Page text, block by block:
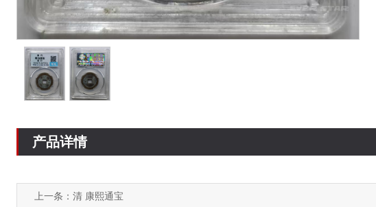
产品详情
上一条： 清 康熙通宝